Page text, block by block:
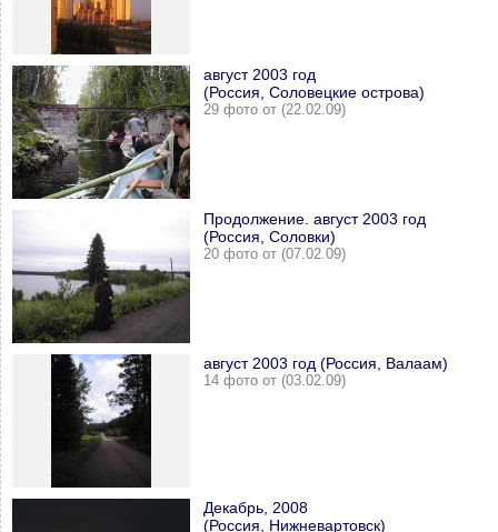
август 2003 год
(Россия, Соловецкие острова)
29 фото от (22.02.09)
Продолжение. август 2003 год
(Россия, Соловки)
20 фото от (07.02.09)
август 2003 год (Россия, Валаам)
14 фото от (03.02.09)
Декабрь, 2008
(Россия, Нижневартовск)